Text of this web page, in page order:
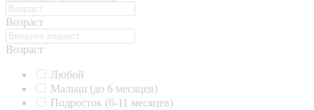
Возраст
Возраст
Любой
Малыш (до 6 месяцев)
Подросток (6-11 месяцев)